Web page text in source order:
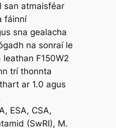
san atmaisféar
fáinní
sna gealacha
na sonraí le
F150W2
trí thonnta
ar 1.0 agus
ESA, CSA,
(SwRI), M.